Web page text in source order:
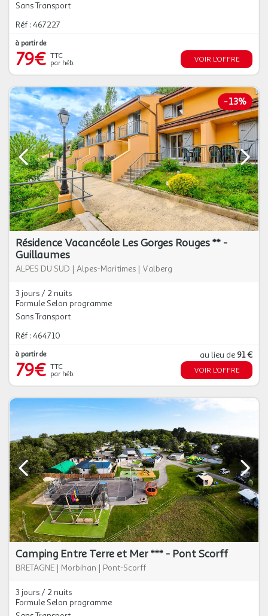
Sans Transport
Réf : 467227
à partir de
79€ TTC
par héb.
VOIR L'OFFRE
-13%
Résidence Vacancéole Les Gorges Rouges ** -
Guillaumes
ALPES DU SUD | Alpes-Maritimes | Valberg
3 jours / 2 nuits
Formule Selon programme
Sans Transport
Réf : 464710
à partir de
79€ TTC
par héb.
au lieu de 91 €
VOIR L'OFFRE
Camping Entre Terre et Mer *** - Pont Scorff
BRETAGNE | Morbihan | Pont-Scorff
3 jours / 2 nuits
Formule Selon programme